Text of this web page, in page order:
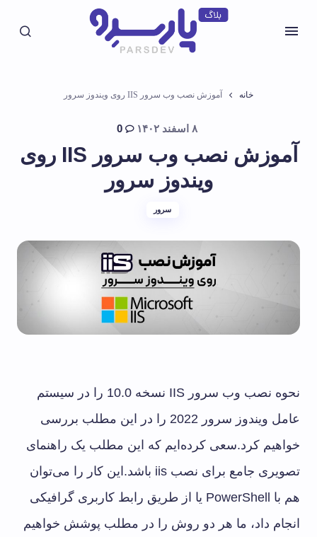
خانه آموزش نصب وب سرور IIS روی ویندوز سرور
۸ اسفند ۱۴۰۲ 0
آموزش نصب وب سرور IIS روی
ویندوز سرور
سرور
نحوه نصب وب سرور IIS نسخه 10.0 را در سیستم
عامل ویندوز سرور 2022 را در این مطلب بررسی
خواهیم کرد.سعی کرده‌ایم که این مطلب یک راهنمای
تصویری جامع برای نصب iis باشد.این کار را می‌توان
هم با PowerShell یا از طریق رابط کاربری گرافیکی
انجام داد، ما هر دو روش را در مطلب پوشش خواهیم